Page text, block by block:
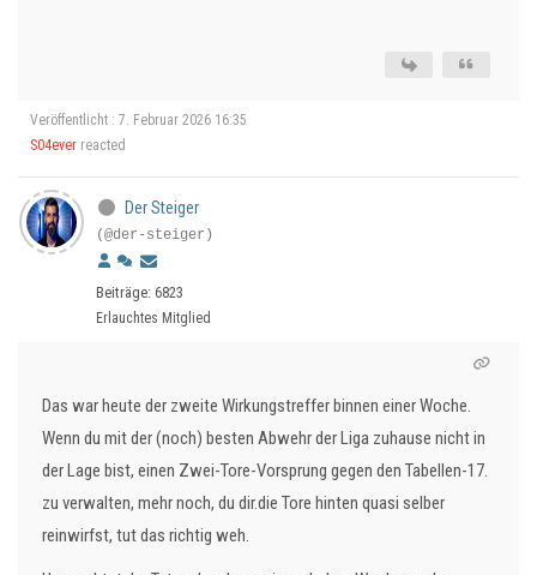
Veröffentlicht : 7. Februar 2026 16:35
S04ever reacted
Der Steiger
(@der-steiger)
Beiträge: 6823
Erlauchtes Mitglied
Das war heute der zweite Wirkungstreffer binnen einer Woche.
Wenn du mit der (noch) besten Abwehr der Liga zuhause nicht in
der Lage bist, einen Zwei-Tore-Vorsprung gegen den Tabellen-17.
zu verwalten, mehr noch, du dir.die Tore hinten quasi selber
reinwirfst, tut das richtig weh.